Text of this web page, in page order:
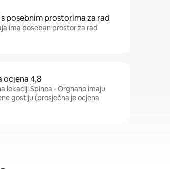
posebnim prostorima za rad
ima poseban prostor za rad
ocjena 4,8
lokaciji Spinea - Orgnano imaju
gostiju (prosječna je ocjena